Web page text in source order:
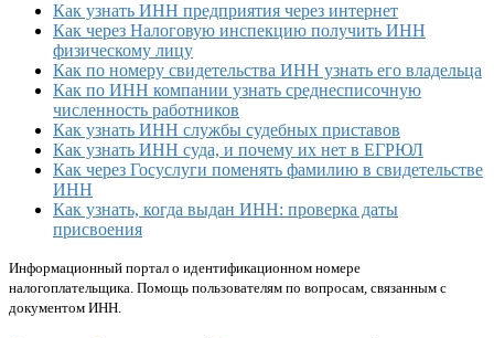
Как узнать ИНН предприятия через интернет
Как через Налоговую инспекцию получить ИНН
физическому лицу
Как по номеру свидетельства ИНН узнать его владельца
Как по ИНН компании узнать среднесписочную
численность работников
Как узнать ИНН службы судебных приставов
Как узнать ИНН суда, и почему их нет в ЕГРЮЛ
Как через Госуслуги поменять фамилию в свидетельстве
ИНН
Как узнать, когда выдан ИНН: проверка даты
присвоения
Информационный портал о идентификационном номере
налогоплательщика. Помощь пользователям по вопросам, связанным с
документом ИНН.